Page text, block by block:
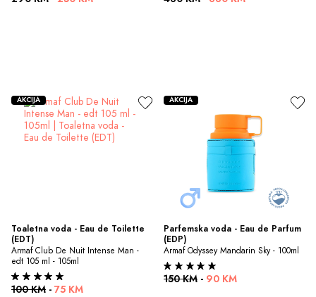
Toaletna voda - Eau de Toilette
(EDT)
Armaf Club De Nuit Intense Man -
edt 105 ml - 105ml
100 KM - 75 KM
AKCIJA
Parfemska voda - Eau de Parfum
(EDP)
Armaf Odyssey Mandarin Sky - 100ml
150 KM - 90 KM
AKCIJA